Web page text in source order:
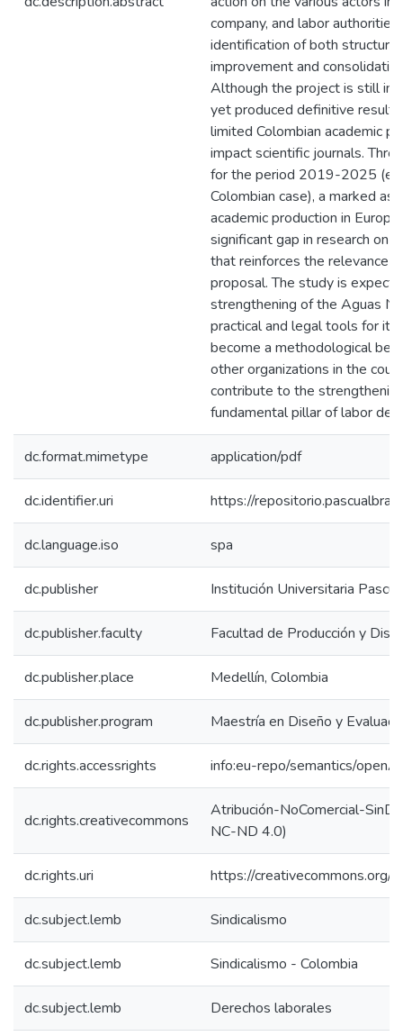
company, and labor
identification of both
improvement and
Although the project is still in
yet produced definitive
limited Colombian academic
impact scientific journals.
for the period 2019-2025
Colombian case), a marked
academic production in
significant gap in research on
that reinforces the relevance
proposal. The study is
strengthening of the Aguas
practical and legal tools for its
become a methodological
other organizations in the
contribute to the
fundamental pillar of labor
dc.format.mimetype application/pdf
dc.identifier.uri https://
dc.language.iso spa
dc.publisher Institución Universitaria
dc.publisher.faculty Facultad de Producción y
dc.publisher.place Medellín, Colombia
dc.publisher.program Maestría en Diseño y
dc.rights.accessrights info:eu-repo/semantics/
dc.rights.creativecommons
Atribución-NoComercial-
NC-ND 4.0)
dc.rights.uri https://creativecommons.org/
dc.subject.lemb Sindicalismo
dc.subject.lemb Sindicalismo - Colombia
dc.subject.lemb Derechos laborales